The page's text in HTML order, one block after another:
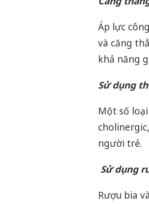
Áp lực
và căng
khả năng
Sử dụng
Một số
người trẻ.
Sử dụng
Rượu bia